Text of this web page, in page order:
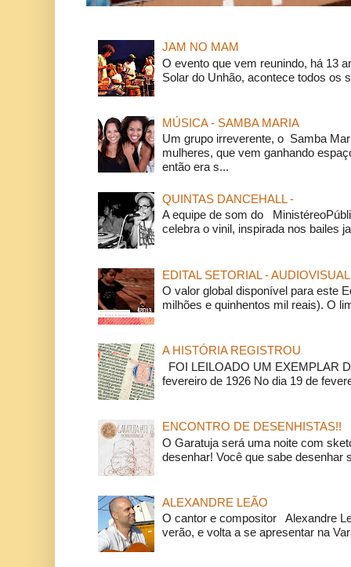
JAM NO MAM
O evento que vem reunindo, há 13
Solar do Unhão, acontece todos os
MÚSICA - SAMBA MARIA
Um grupo irreverente, o Samba
mulheres, que vem ganhando
então era s...
QUINTAS DANCEHALL -
A equipe de som do
celebra o vinil, inspirada nos bailes
EDITAL SETORIAL - AUDIOVISUAL
O valor global disponível para este
milhões e quinhentos mil reais). O
A HISTÓRIA REGISTROU
FOI LEILOADO UM EXEMPLAR
fevereiro de 1926 No dia 19 de
ENCONTRO DE DESENHISTAS!!
O Garatuja será uma noite com
desenhar! Você que sabe desenhar
ALEXANDRE LEÃO
O cantor e compositor Alexandre
verão, e volta a se apresentar na